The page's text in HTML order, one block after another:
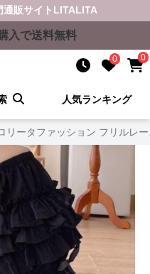
通販サイト LITALITA
入で送料無料
0 0
人気ランキング
リータファッション フリルレ